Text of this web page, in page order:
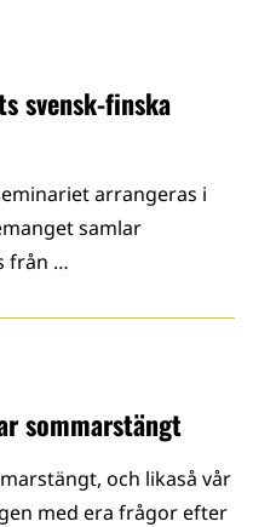
svensk-finska
arrangeras i
samlar
från …
sommarstängt
och likaså vår
med era frågor efter